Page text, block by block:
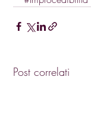
Post correlati